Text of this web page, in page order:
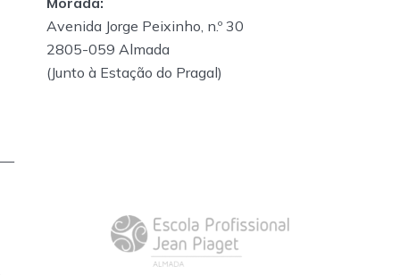
Avenida Jorge Peixinho, n.º 30
2805-059 Almada
(Junto à Estação do Pragal)
—